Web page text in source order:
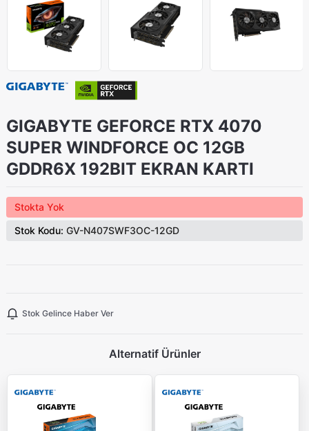
GIGABYTE GEFORCE RTX 4070
SUPER WINDFORCE OC 12GB
GDDR6X 192BIT EKRAN KARTI
Stokta Yok
Stok Kodu: GV-N407SWF3OC-12GD
Stok Gelince Haber Ver
Alternatif Ürünler